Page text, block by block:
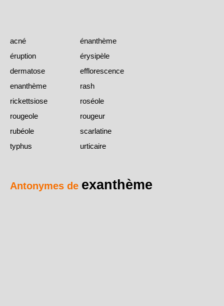
acné
énanthème
éruption
érysipèle
dermatose
efflorescence
enanthème
rash
rickettsiose
roséole
rougeole
rougeur
rubéole
scarlatine
typhus
urticaire
Antonymes de exanthème